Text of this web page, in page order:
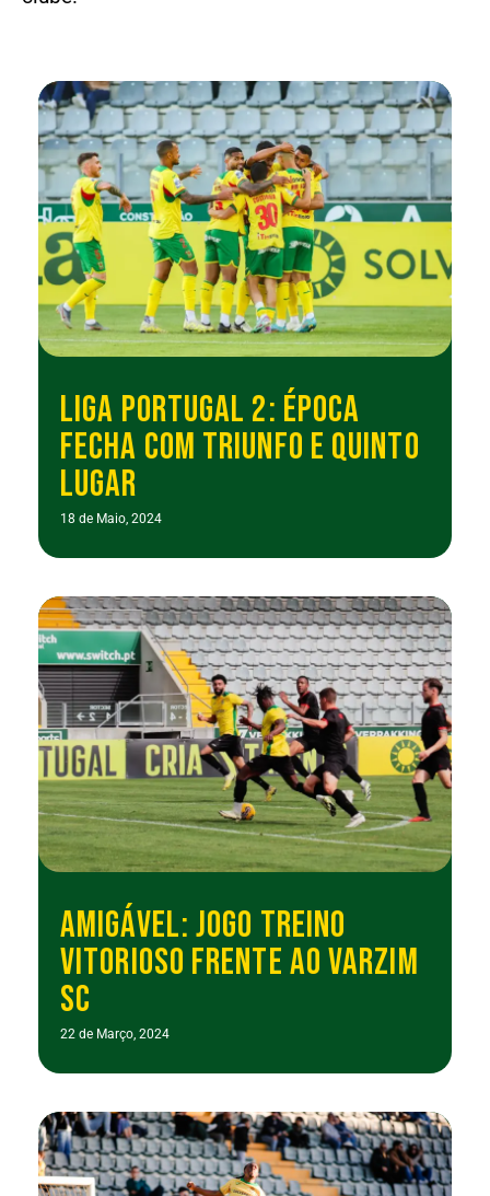
LIGA PORTUGAL 2: ÉPOCA
FECHA COM TRIUNFO E QUINTO
LUGAR
18 de Maio, 2024
AMIGÁVEL: JOGO TREINO
VITORIOSO FRENTE AO VARZIM
SC
22 de Março, 2024